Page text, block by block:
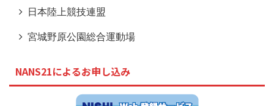
日本陸上競技連盟
宮城野原公園総合運動場
NANS21によるお申し込み